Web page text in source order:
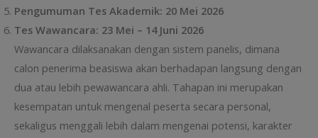
Pengumuman Tes Akademik: 20 Mei 2026
Tes Wawancara: 23 Mei – 14 Juni 2026
Wawancara dilaksanakan dengan sistem panelis, dimana
calon penerima beasiswa akan berhadapan langsung dengan
dua atau lebih pewawancara ahli. Tahapan ini merupakan
kesempatan untuk mengenal peserta secara personal,
sekaligus menggali lebih dalam mengenai potensi, karakter